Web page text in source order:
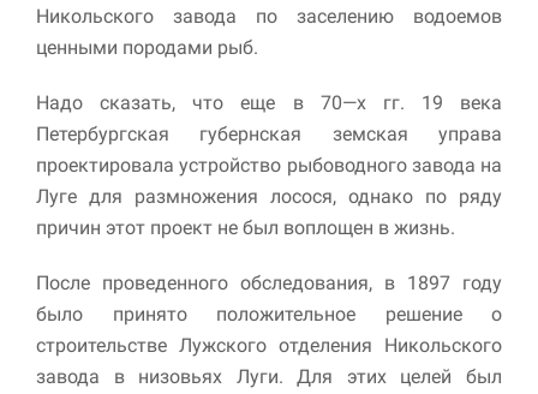
Никольского завода по заселению водоемов
ценными породами рыб.
Надо сказать, что еще в 70—х гг. 19 века
Петербургская губернская земская управа
проектировала устройство рыбоводного завода на
Луге для размножения лосося, однако по ряду
причин этот проект не был воплощен в жизнь.
После проведенного обследования, в 1897 году
было принято положительное решение о
строительстве Лужского отделения Никольского
завода в низовьях Луги. Для этих целей был